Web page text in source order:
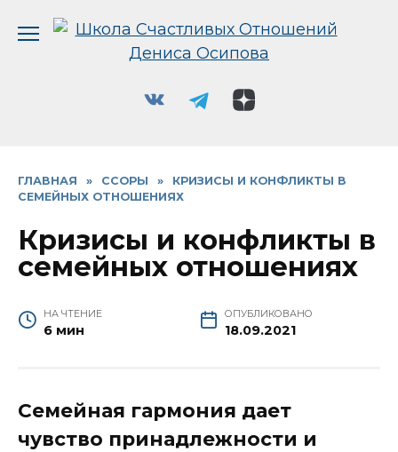
ГЛАВНАЯ » ССОРЫ »
КРИЗИСЫ И КОНФЛИКТЫ В
СЕМЕЙНЫХ ОТНОШЕНИЯХ
Кризисы и конфликты в
семейных отношениях
НА ЧТЕНИЕ
6 мин
ОПУБЛИКОВАНО
18.09.2021
Семейная гармония дает
чувство принадлежности и